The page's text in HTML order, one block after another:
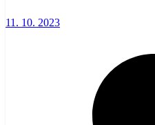
11. 10. 2023